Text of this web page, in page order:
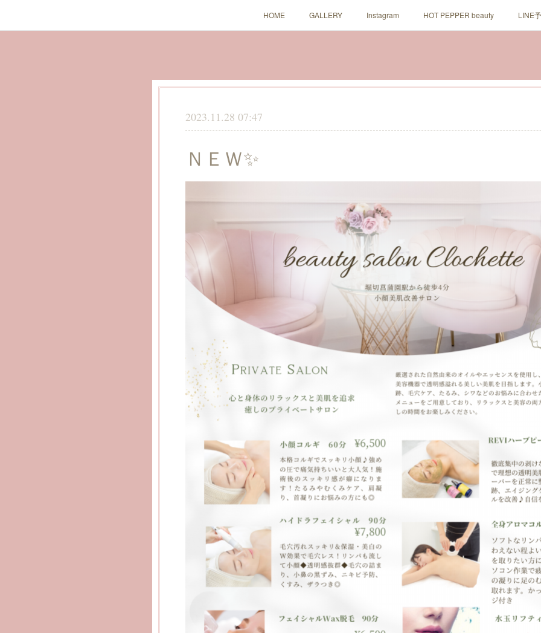
HOME GALLERY Instagram HOT PEPPER beauty LINE
2023.11.28 07:47
ＮＥＷ✨